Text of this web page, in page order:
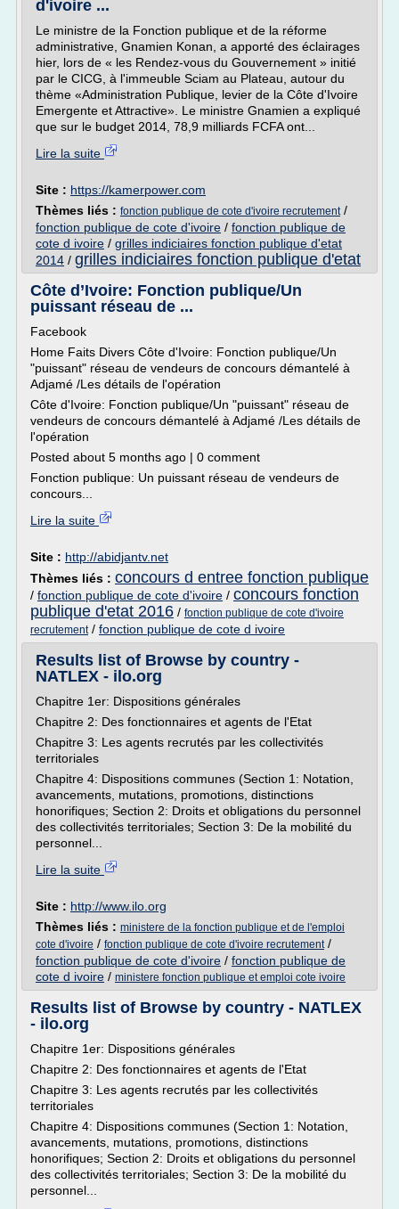
d'ivoire ...
Le ministre de la Fonction publique et de la réforme
administrative, Gnamien Konan, a apporté des éclairages
hier, lors de « les Rendez-vous du Gouvernement » initié
par le CICG, à l'immeuble Sciam au Plateau, autour du
thème «Administration Publique, levier de la Côte d'Ivoire
Emergente et Attractive». Le ministre Gnamien a expliqué
que sur le budget 2014, 78,9 milliards FCFA ont...
Lire la suite
Site : https://kamerpower.com
Thèmes liés : fonction publique de cote d'ivoire recrutement/
fonction publique de cote d'ivoire / fonction publique de
cote d ivoire / grilles indiciaires fonction publique d'etat
2014 / grilles indiciaires fonction publique d'etat
Côte d’Ivoire: Fonction publique/Un
puissant réseau de ...
Facebook
Home Faits Divers Côte d'Ivoire: Fonction publique/Un
"puissant" réseau de vendeurs de concours démantelé à
Adjamé /Les détails de l'opération
Côte d'Ivoire: Fonction publique/Un "puissant" réseau de
vendeurs de concours démantelé à Adjamé /Les détails de
l'opération
Posted about 5 months ago | 0 comment
Fonction publique: Un puissant réseau de vendeurs de
concours...
Lire la suite
Site : http://abidjantv.net
Thèmes liés : concours d entree fonction publique
/ fonction publique de cote d'ivoire / concours fonction
publique d'etat 2016 / fonction publique de cote d'ivoire
recrutement/ fonction publique de cote d ivoire
Results list of Browse by country -
NATLEX - ilo.org
Chapitre 1er: Dispositions générales
Chapitre 2: Des fonctionnaires et agents de l'Etat
Chapitre 3: Les agents recrutés par les collectivités
territoriales
Chapitre 4: Dispositions communes (Section 1: Notation,
avancements, mutations, promotions, distinctions
honorifiques; Section 2: Droits et obligations du personnel
des collectivités territoriales; Section 3: De la mobilité du
personnel...
Lire la suite
Site : http://www.ilo.org
Thèmes liés : ministere de la fonction publique et de l'emploi
cote d'ivoire / fonction publique de cote d'ivoire recrutement/
fonction publique de cote d'ivoire / fonction publique de
cote d ivoire / ministere fonction publique et emploi cote ivoire
Results list of Browse by country - NATLEX
- ilo.org
Chapitre 1er: Dispositions générales
Chapitre 2: Des fonctionnaires et agents de l'Etat
Chapitre 3: Les agents recrutés par les collectivités
territoriales
Chapitre 4: Dispositions communes (Section 1: Notation,
avancements, mutations, promotions, distinctions
honorifiques; Section 2: Droits et obligations du personnel
des collectivités territoriales; Section 3: De la mobilité du
personnel...